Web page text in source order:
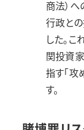
商法）
行政と
した。こ
関投資
指す「攻
す。